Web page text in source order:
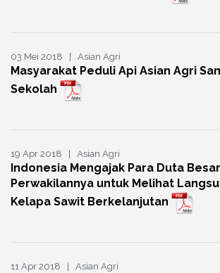
03 Mei 2018 | Asian Agri
Masyarakat Peduli Api Asian Agri
Sekolah
19 Apr 2018 | Asian Agri
Indonesia Mengajak Para Duta
Perwakilannya untuk Melihat
Kelapa Sawit Berkelanjutan
11 Apr 2018 | Asian Agri